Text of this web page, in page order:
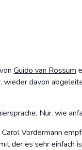
Guido van Rossum
wieder davon
Nur, wie
Vordermann
der es sehr einfach